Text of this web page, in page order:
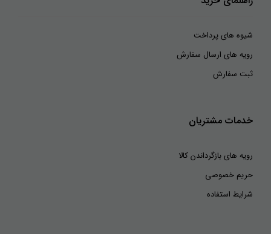
شیوه های پرداخت
رویه های ارسال سفارش
ثبت سفارش
خدمات مشتریان
رویه های بازگرداندن کالا
حریم خصوصی
شرایط استفاده